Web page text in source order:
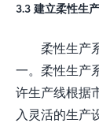
3.3 建立柔性生
柔性生产
一。柔性生产
许生产线根据
入灵活的生产